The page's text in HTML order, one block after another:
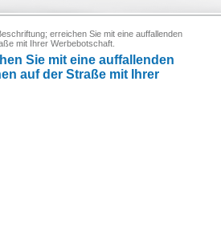
erreichen Sie mit eine auffallenden
mit Ihrer Werbebotschaft.
Sie mit eine auffallenden
auf der Straße mit Ihrer